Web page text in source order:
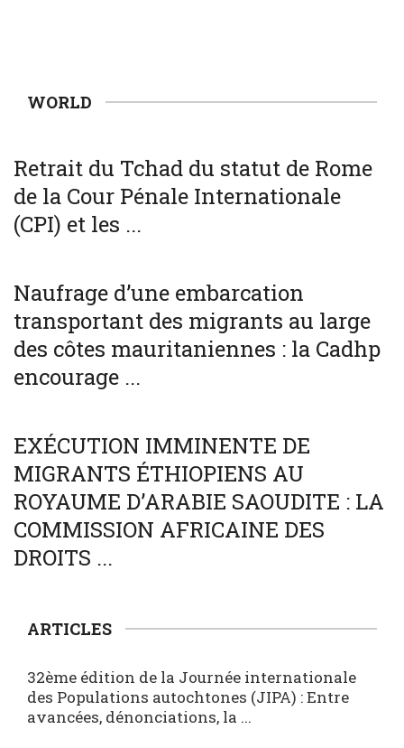
WORLD
Retrait du Tchad du statut de Rome
de la Cour Pénale Internationale
(CPI) et les ...
Naufrage d’une embarcation
transportant des migrants au large
des côtes mauritaniennes : la Cadhp
encourage ...
SOCIÉTÉ
EXÉCUTION IMMINENTE DE
MIGRANTS ÉTHIOPIENS AU
ROYAUME D’ARABIE SAOUDITE : LA
COMMISSION AFRICAINE DES
DROITS ...
ARTICLES
32ème édition de la Journée internationale
des Populations autochtones (JIPA) : Entre
avancées, dénonciations, la ...